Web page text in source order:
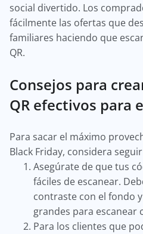
social divertido. Los
fácilmente las ofertas que
familiares haciendo que
QR.
Consejos para
QR efectivos para
Para sacar el máximo
Black Friday, considera
Asegúrate de que tus
fáciles de escanear.
contraste con el fondo
grandes para escanear
Para los clientes que